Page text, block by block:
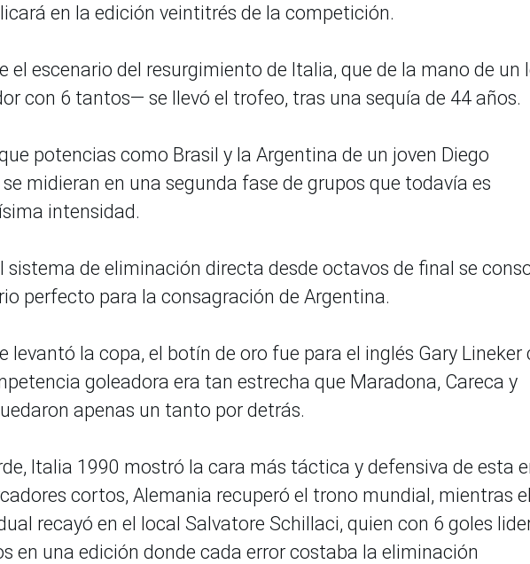
en la edición veintitrés de la competición.
el escenario del resurgimiento de Italia, que de la mano de un
con 6 tantos— se llevó el trofeo, tras una sequía de 44 años.
potencias como Brasil y la Argentina de un joven Diego
midieran en una segunda fase de grupos que todavía es
intensidad.
sistema de eliminación directa desde octavos de final se
perfecto para la consagración de Argentina.
levantó la copa, el botín de oro fue para el inglés Gary Lineker
goleadora era tan estrecha que Maradona, Careca y
apenas un tanto por detrás.
Italia 1990 mostró la cara más táctica y defensiva de esta
cortos, Alemania recuperó el trono mundial, mientras el
recayó en el local Salvatore Schillaci, quien con 6 goles
en una edición donde cada error costaba la eliminación